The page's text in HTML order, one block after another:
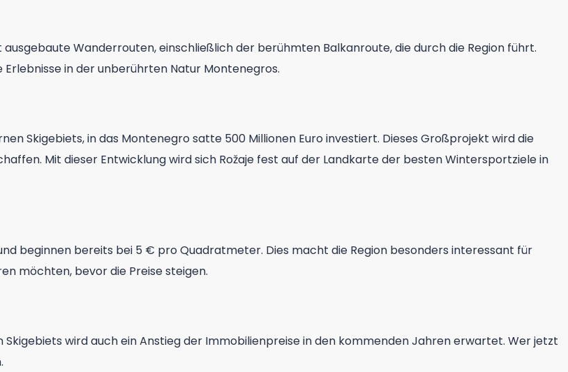
Wanderrouten, einschließlich der berühmten Balkanroute, die durch die Region führt.
in der unberührten Natur Montenegros.
Skigebiets, in das Montenegro satte 500 Millionen Euro investiert. Dieses Großprojekt wird die
Mit dieser Entwicklung wird sich Rožaje fest auf der Landkarte der besten Wintersportziele in
beginnen bereits bei 5 € pro Quadratmeter. Dies macht die Region besonders interessant für
möchten, bevor die Preise steigen.
wird auch ein Anstieg der Immobilienpreise in den kommenden Jahren erwartet. Wer jetzt